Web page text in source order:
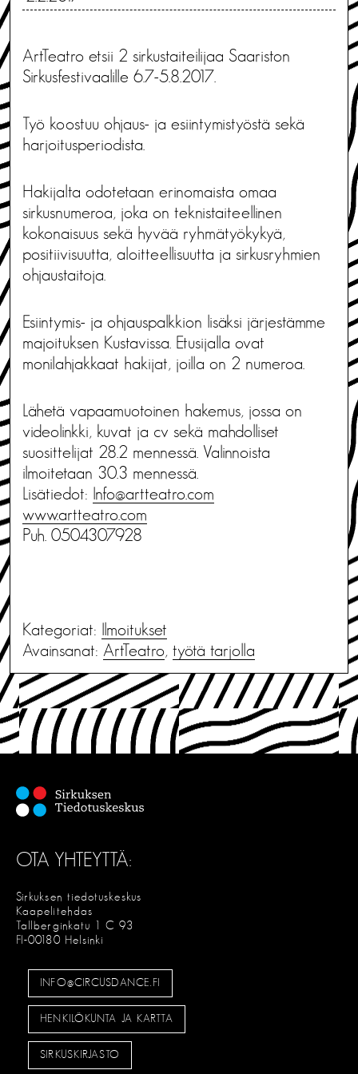
ArtTeatro etsii 2 sirkustaiteilijaa Saariston
Sirkusfestivaalille 6.7-5.8.2017.
Työ koostuu ohjaus- ja esiintymistyöstä sekä
harjoitusperiodista.
Hakijalta odotetaan erinomaista omaa
sirkusnumeroa, joka on teknistaiteellinen
kokonaisuus sekä hyvää ryhmätyökykyä,
positiivisuutta, aloitteellisuutta ja sirkusryhmien
ohjaustaitoja.
Esiintymis- ja ohjauspalkkion lisäksi järjestämme
majoituksen Kustavissa. Etusijalla ovat
monilahjakkaat hakijat, joilla on 2 numeroa.
Lähetä vapaamuotoinen hakemus, jossa on
videolinkki, kuvat ja cv sekä mahdolliset
suosittelijat 28.2 mennessä. Valinnoista
ilmoitetaan 30.3 mennessä.
Lisätiedot: Info@artteatro.com
www.artteatro.com
Puh. 0504307928
Kategoriat: Ilmoitukset
Avainsanat: ArtTeatro, työtä tarjolla
OTA YHTEYTTÄ:
Sirkuksen tiedotuskeskus
Kaapelitehdas
Tallberginkatu 1 C 93
FI-00180 Helsinki
INFO@CIRCUSDANCE.FI
HENKILÖKUNTA JA KARTTA
SIRKUSKIRJASTO